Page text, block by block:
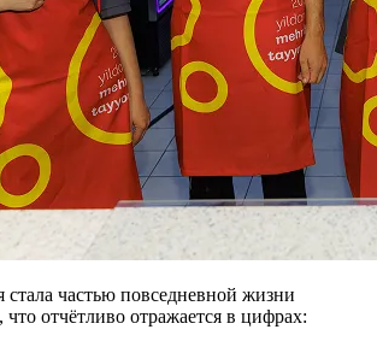
стала частью повседневной жизни
отчётливо отражается в цифрах: